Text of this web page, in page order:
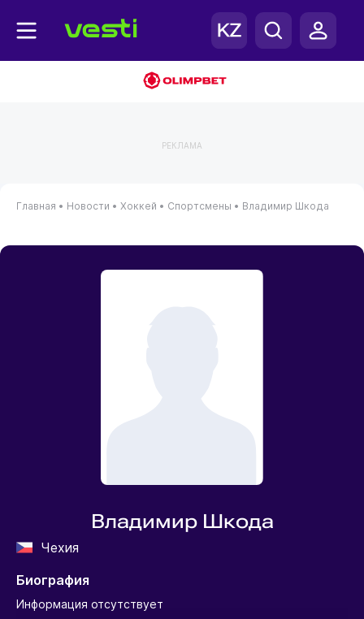
РЕКЛАМА
Главная • Новости • Хоккей • Спортсмены • Владимир Шкода
Владимир Шкода
Чехия
Биография
Информация отсутствует